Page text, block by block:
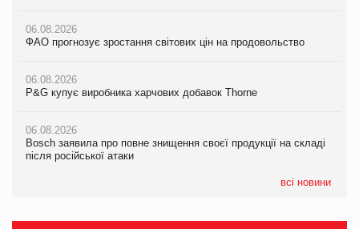
06.08.2026
ФАО прогнозує зростання світових цін на продовольство
06.08.2026
P&G купує виробника харчових добавок Thorne
06.08.2026
Bosch заявила про повне знищення своєї продукції на складі
після російської атаки
всі новини
05.08.2026
новинки від ТМ ТОКЕРИ
Сергій Лісунов про заморожені хлібобулочні вироби на
06.08.2026
ФАО прогнозує зростання світових цін на продовольство
06.08.2026
P&G купує виробника харчових добавок Thorne
06.08.2026
Bosch заявила про повне знищення своєї продукції на складі
після російської атаки